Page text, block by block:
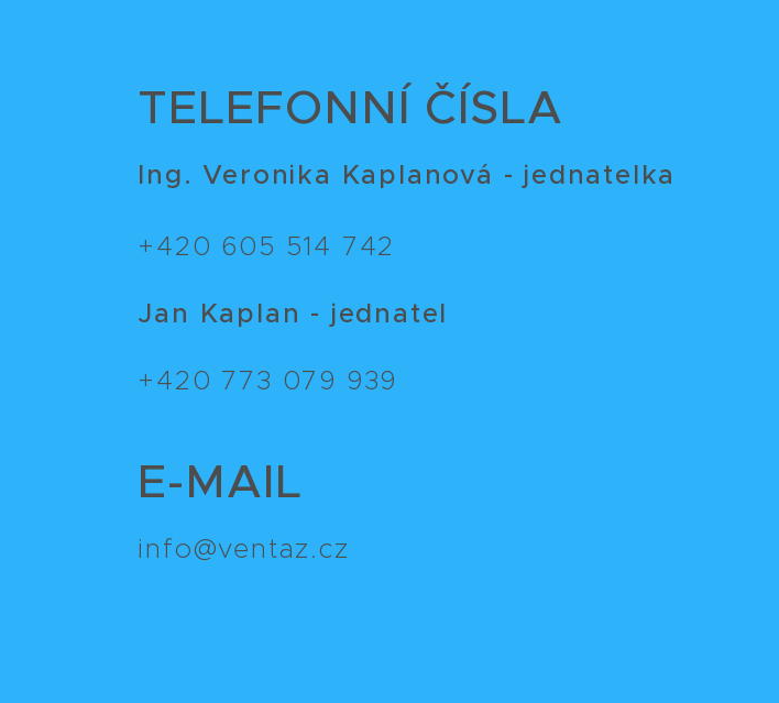
TELEFONNÍ ČÍSLA
Ing. Veronika Kaplanová - jednatelka
+420 605 514 742
Jan Kaplan - jednatel
+420 773 079 939
E-MAIL
info@ventaz.cz